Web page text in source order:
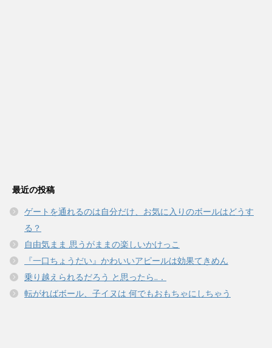
最近の投稿
ゲートを通れるのは自分だけ、お気に入りのボールはどうす
る？
自由気まま 思うがままの楽しいかけっこ
『一口ちょうだい』かわいいアピールは効果てきめん
乗り越えられるだろう と思ったら..．
転がればボール、子イヌは 何でもおもちゃにしちゃう